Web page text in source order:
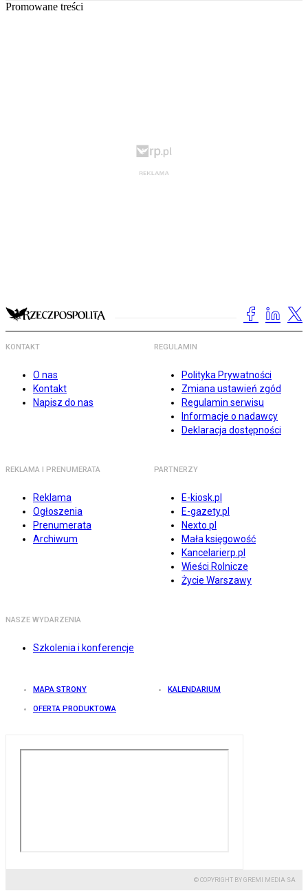
Promowane treści
KONTAKT
O nas
Kontakt
Napisz do nas
REGULAMIN
Polityka Prywatności
Zmiana ustawień zgód
Regulamin serwisu
Informacje o nadawcy
Deklaracja dostępności
REKLAMA I PRENUMERATA
Reklama
Ogłoszenia
Prenumerata
Archiwum
PARTNERZY
E-kiosk.pl
E-gazety.pl
Nexto.pl
Mała księgowość
Kancelarierp.pl
Wieści Rolnicze
Życie Warszawy
NASZE WYDARZENIA
Szkolenia i konferencje
MAPA STRONY KALENDARIUM
OFERTA PRODUKTOWA
© COPYRIGHT BY GREMI MEDIA SA